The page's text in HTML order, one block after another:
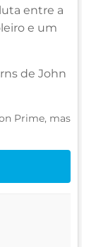
entre a
e um
de John
Prime, mas